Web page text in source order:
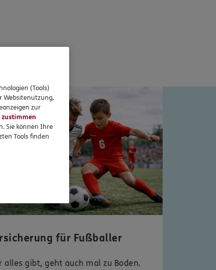
für Fußballer
alles gibt, geht auch mal zu Boden.
(Tools)
Websitenutzung,
zur
Sie können Ihre
Tools finden